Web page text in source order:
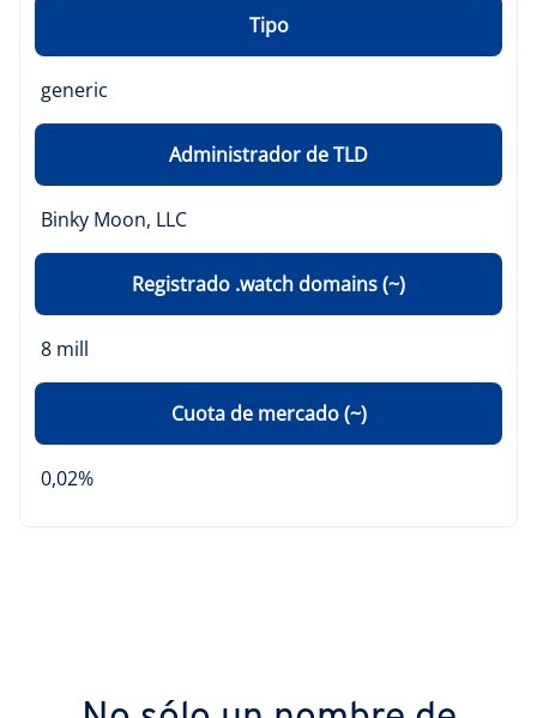
Tipo
generic
Administrador de TLD
Binky Moon, LLC
Registrado .watch domains (~)
8 mill
Cuota de mercado (~)
0,02%